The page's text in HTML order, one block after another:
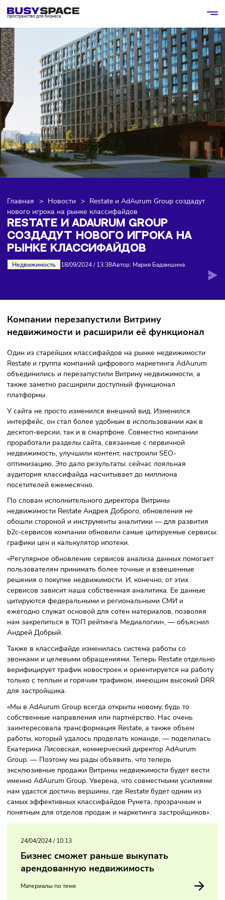
пространство для бизнеса
Главная > Новости > Restate и AdAurum Group
нового игрока на рынке классифайдов
RESTATE И ADAURUM GROUP
СОЗДАДУТ НОВОГО ИГРОКА НА
Компании перезапустили Витрину
недвижимости и расширили её
Один из старейших классифайдов на рынке
объединились и перезапустили Витрину недвижимости, а
также заметно расширили доступный функционал
платформы.
У сайта не просто изменился внешний вид. Изменился
интерфейс, он стал более удобным в использовании как
десктоп-версии, так и в смартфоне. Совместно компании
недвижимость, улучшили контент, настроили SEO-
оптимизацию. Это дало результаты: сейчас лояльная
аудитория классифайда насчитывает до миллиона
посетителей ежемесячно.
По словам исполнительного директора Витрины
недвижимости Restate Андрея Доброго, обновления не
обошли стороной и инструменты аналитики — для
b2c-сервисов компании обновили самые цитируемые
графики цен и калькулятор ипотеки.
«Регулярное обновление сервисов анализа данных
пользователям принимать более точные и взвешенные
решения о покупке недвижимости. И, конечно, от этих
сервисов зависит наша собственная аналитика. Ее
цитируются федеральными и региональными СМИ и
ежегодно служат основой для сотен материалов,
нам закрепиться в ТОП рейтинга Медиалогии», —
Андрей Добрый.
Также в классифайде изменилась система работы со
звонками и целевыми обращениями. Теперь Restate
верифицирует трафик новостроек и ориентируется на
только с теплым и горячим трафиком, имеющим высокий
для застройщика.
«Мы в AdAurum Group всегда открыты новому, будь то
собственные направления или партнёрство. Нас очень
заинтересовала трансформация Restate, а также объем
Group. — Поэтому мы рады объявить, что теперь
эксклюзивные продажи Витрины недвижимости будет
именно AdAurum Group. Уверена, что совместными
нам удастся достичь вершины, где Restate будет одним из
самых эффективных классифайдов Рунета, прозрачным и